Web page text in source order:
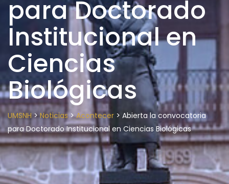
para Doctorado
Institucional en
Ciencias
Biológicas
UMSNH>Noticias>Acontecer > Abierta la convocatoria
para Doctorado Institucional en Ciencias Biológicas